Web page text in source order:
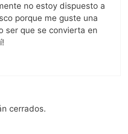
no estoy dispuesto a
porque me guste una
ser que se convierta en
cerrados.